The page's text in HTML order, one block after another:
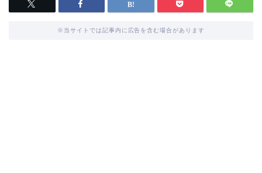
※当サイトでは記事内に広告を含む場合があります